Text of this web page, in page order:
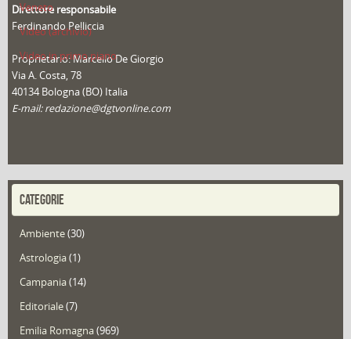
Veneto
Video (archivio)
Video in primo piano
Direttore responsabile
Ferdinando Pelliccia
Proprietario: Marcello De Giorgio
Via A. Costa, 78
40134 Bologna (BO) Italia
E-mail: redazione@dgtvonline.com
CATEGORIE
Ambiente(30)
Astrologia(1)
Campania(14)
Editoriale(7)
Emilia Romagna(969)